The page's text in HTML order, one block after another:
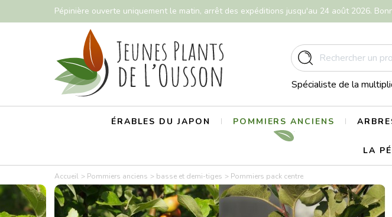
Pépinière ouverte uniquement le matin, arrêt des expéditions jusqu'au 24 août 2026.
Spécialiste de la
ÉRABLES DU JAPON POMMIERS ANCIENS
LA
Accueil Pommiers anciens basse et demi-tiges Pommiers pack centre